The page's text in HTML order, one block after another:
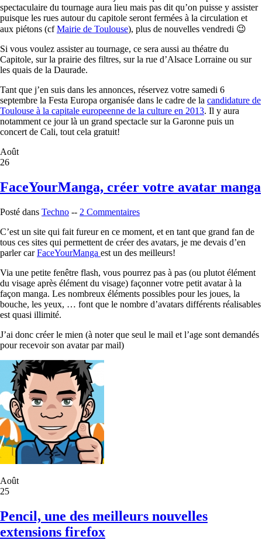
spectaculaire du tournage aura lieu mais pas dit qu’on puisse y assister
puisque les rues autour du capitole seront fermées à la circulation et
aux piétons (cfMairie de Toulouse), plus de nouvelles vendredi 😉
Si vous voulez assister au tournage, ce sera aussi au théatre du
Capitole, sur la prairie des filtres, sur la rue d’Alsace Lorraine ou sur
les quais de la Daurade.
Tant que j’en suis dans les annonces, réservez votre samedi 6
septembre la Festa Europa organisée dans le cadre de la candidature de
Toulouse à la capitale europeenne de la culture en 2013. Il y aura
notamment ce jour là un grand spectacle sur la Garonne puis un
concert de Cali, tout cela gratuit!
Août
26
FaceYourManga, créer votre avatar manga
Posté dans Techno -- 2 Commentaires
C’est un site qui fait fureur en ce moment, et en tant que grand fan de
tous ces sites qui permettent de créer des avatars, je me devais d’en
parler carFaceYourManga est un des meilleurs!
Via une petite fenêtre flash, vous pourrez pas à pas (ou plutot élément
du visage après élément du visage) façonner votre petit avatar à la
façon manga. Les nombreux éléments possibles pour les joues, la
bouche, les yeux, … font que le nombre d’avatars différents réalisables
est quasi illimité.
J’ai donc créer le mien (à noter que seul le mail et l’age sont demandés
pour recevoir son avatar par mail)
Août
25
Pencil, une des meilleurs nouvelles
extensions firefox